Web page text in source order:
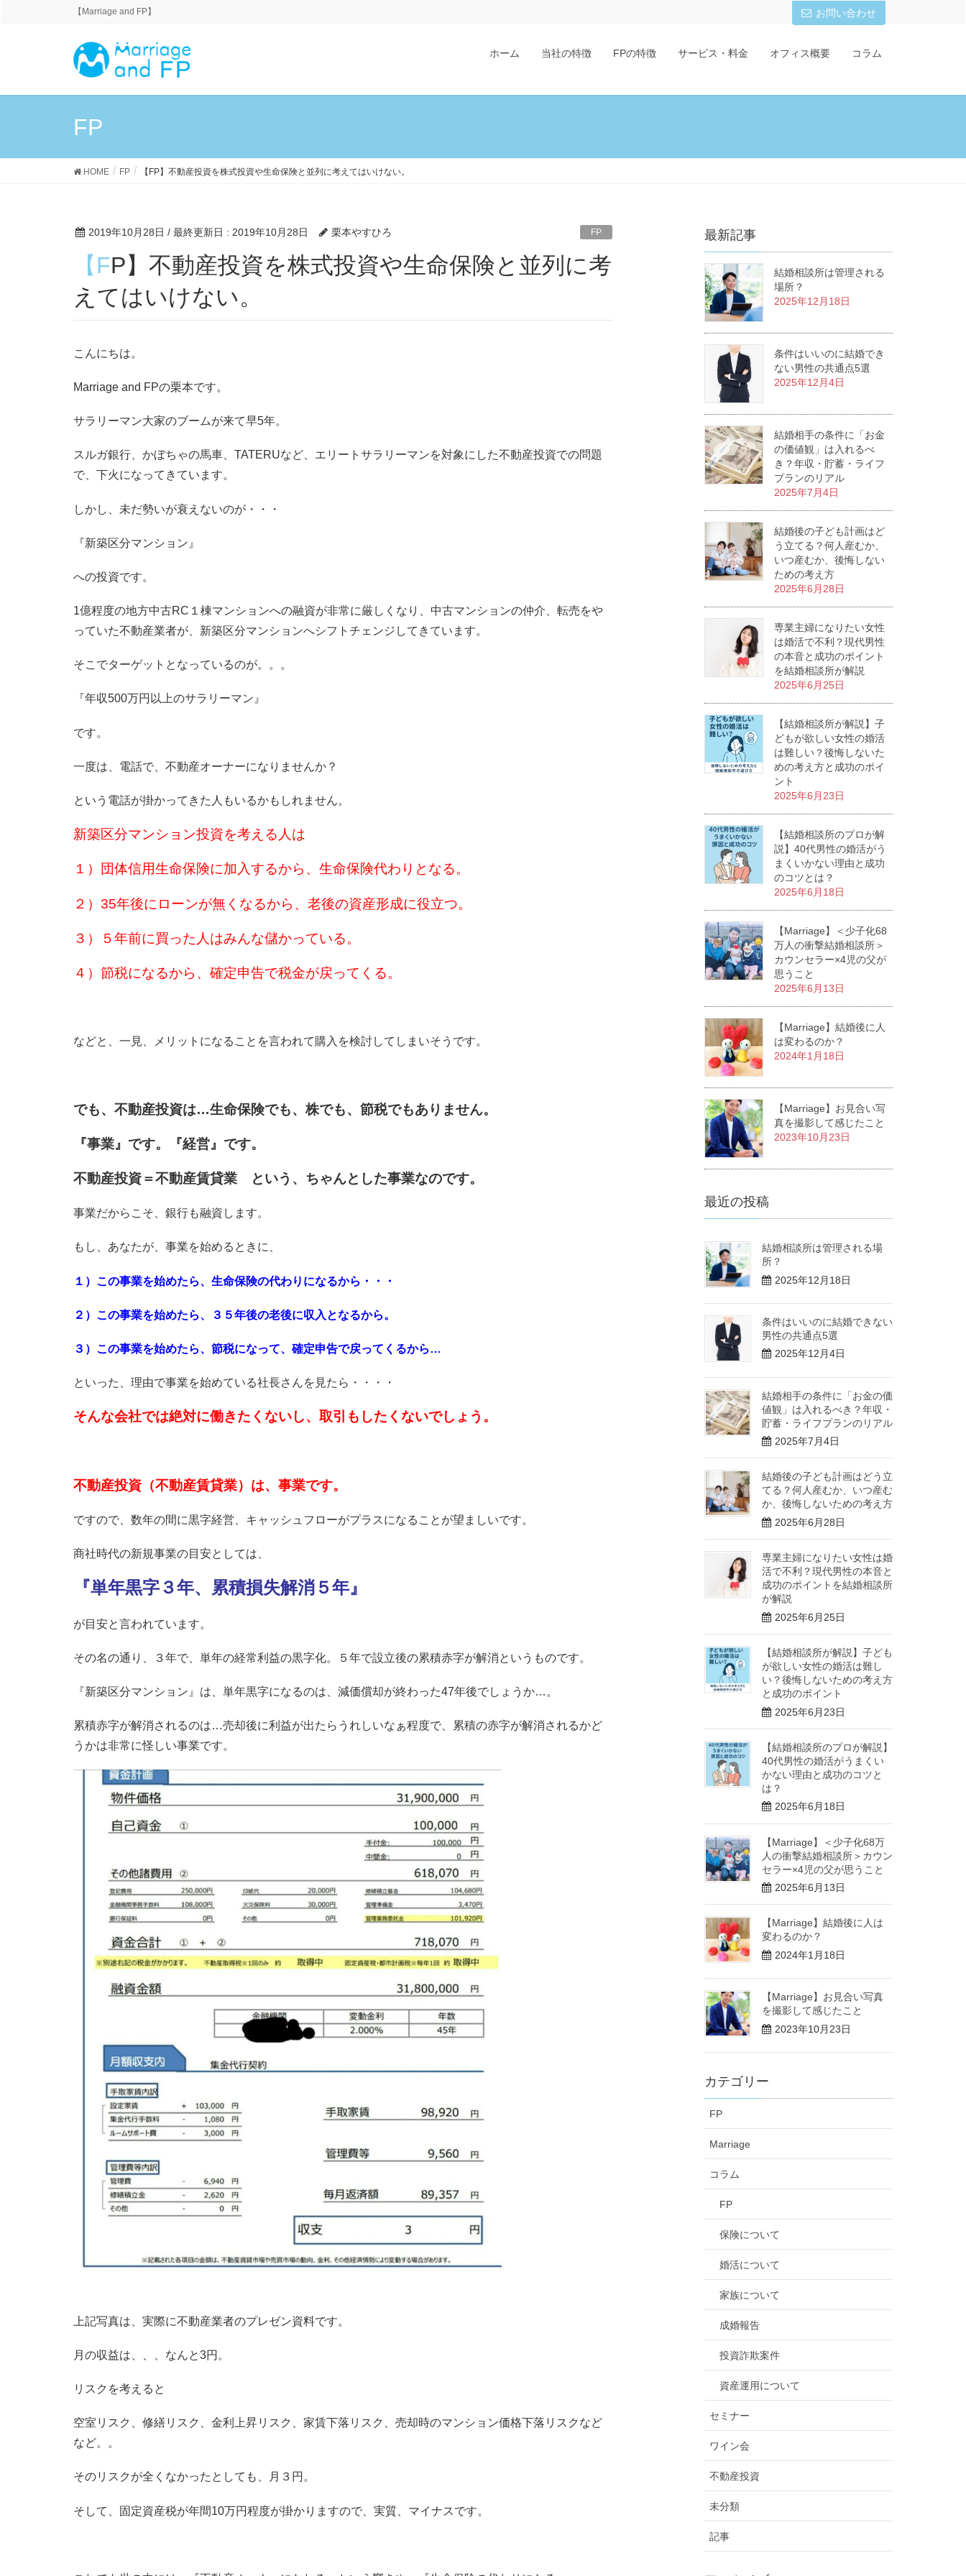
【Marriage and FP】 お問い合わせ
ホーム 当社の特徴 FPの特徴 サービス・料金 オフィス概要 コラム
FP
HOME FP 【FP】不動産投資を株式投資や生命保険と並列に考えてはいけない。
2019年10月28日 / 最終更新日 : 2019年10月28日 栗本やすひろ FP
【FP】不動産投資を株式投資や生命保険と並列に考
えてはいけない。
こんにちは。
Marriage and FPの栗本です。
サラリーマン大家のブームが来て早5年。
スルガ銀行、かぼちゃの馬車、TATERUなど、エリートサラリーマンを対象にした不動産投資での問題
で、下火になってきています。
しかし、未だ勢いが衰えないのが・・・
『新築区分マンション』
への投資です。
1億程度の地方中古RC１棟マンションへの融資が非常に厳しくなり、中古マンションの仲介、転売をや
っていた不動産業者が、新築区分マンションへシフトチェンジしてきています。
そこでターゲットとなっているのが。。。
『年収500万円以上のサラリーマン』
です。
一度は、電話で、不動産オーナーになりませんか？
という電話が掛かってきた人もいるかもしれません。
新築区分マンション投資を考える人は
１）団体信用生命保険に加入するから、生命保険代わりとなる。
２）35年後にローンが無くなるから、老後の資産形成に役立つ。
３）５年前に買った人はみんな儲かっている。
４）節税になるから、確定申告で税金が戻ってくる。
などと、一見、メリットになることを言われて購入を検討してしまいそうです。
でも、不動産投資は…生命保険でも、株でも、節税でもありません。
『事業』です。『経営』です。
不動産投資＝不動産賃貸業 という、ちゃんとした事業なのです。
事業だからこそ、銀行も融資します。
もし、あなたが、事業を始めるときに、
１）この事業を始めたら、生命保険の代わりになるから・・・
２）この事業を始めたら、３５年後の老後に収入となるから。
３）この事業を始めたら、節税になって、確定申告で戻ってくるから…
といった、理由で事業を始めている社長さんを見たら・・・・
そんな会社では絶対に働きたくないし、取引もしたくないでしょう。
不動産投資（不動産賃貸業）は、事業です。
ですので、数年の間に黒字経営、キャッシュフローがプラスになることが望ましいです。
商社時代の新規事業の目安としては、
『単年黒字３年、累積損失解消５年』
が目安と言われています。
その名の通り、３年で、単年の経常利益の黒字化。５年で設立後の累積赤字が解消というものです。
『新築区分マンション』は、単年黒字になるのは、減価償却が終わった47年後でしょうか…。
累積赤字が解消されるのは…売却後に利益が出たらうれしいなぁ程度で、累積の赤字が解消されるかど
うかは非常に怪しい事業です。
上記写真は、実際に不動産業者のプレゼン資料です。
月の収益は、、、なんと3円。
リスクを考えると
空室リスク、修繕リスク、金利上昇リスク、家賃下落リスク、売却時のマンション価格下落リスクなど
など。。
そのリスクが全くなかったとしても、月３円。
そして、固定資産税が年間10万円程度が掛かりますので、実質、マイナスです。
最新記事
結婚相談所は管理される
場所？
2025年12月18日
条件はいいのに結婚でき
ない男性の共通点5選
2025年12月4日
結婚相手の条件に「お金
の価値観」は入れるべ
き？年収・貯蓄・ライフ
プランのリアル
2025年7月4日
結婚後の子ども計画はど
う立てる？何人産むか、
いつ産むか、後悔しない
ための考え方
2025年6月28日
専業主婦になりたい女性
は婚活で不利？現代男性
の本音と成功のポイント
を結婚相談所が解説
2025年6月25日
【結婚相談所が解説】子
どもが欲しい女性の婚活
は難しい？後悔しないた
めの考え方と成功のポイ
ント
2025年6月23日
【結婚相談所のプロが解
説】40代男性の婚活がう
まくいかない理由と成功
のコツとは？
2025年6月18日
【Marriage】＜少子化68
万人の衝撃結婚相談所＞
カウンセラー×4児の父が
思うこと
2025年6月13日
【Marriage】結婚後に人
は変わるのか？
2024年1月18日
【Marriage】お見合い写
真を撮影して感じたこと
2023年10月23日
最近の投稿
結婚相談所は管理される場
所？
2025年12月18日
条件はいいのに結婚できない
男性の共通点5選
2025年12月4日
結婚相手の条件に「お金の価
値観」は入れるべき？年収・
貯蓄・ライフプランのリアル
2025年7月4日
結婚後の子ども計画はどう立
てる？何人産むか、いつ産む
か、後悔しないための考え方
2025年6月28日
専業主婦になりたい女性は婚
活で不利？現代男性の本音と
成功のポイントを結婚相談所
が解説
2025年6月25日
【結婚相談所が解説】子ども
が欲しい女性の婚活は難し
い？後悔しないための考え方
と成功のポイント
2025年6月23日
【結婚相談所のプロが解説】
40代男性の婚活がうまくい
かない理由と成功のコツと
は？
2025年6月18日
【Marriage】＜少子化68万
人の衝撃結婚相談所＞カウン
セラー×4児の父が思うこと
2025年6月13日
【Marriage】結婚後に人は
変わるのか？
2024年1月18日
【Marriage】お見合い写真
を撮影して感じたこと
2023年10月23日
カテゴリー
FP
Marriage
コラム
FP
保険について
婚活について
家族について
成婚報告
投資詐欺案件
資産運用について
セミナー
ワイン会
不動産投資
未分類
記事